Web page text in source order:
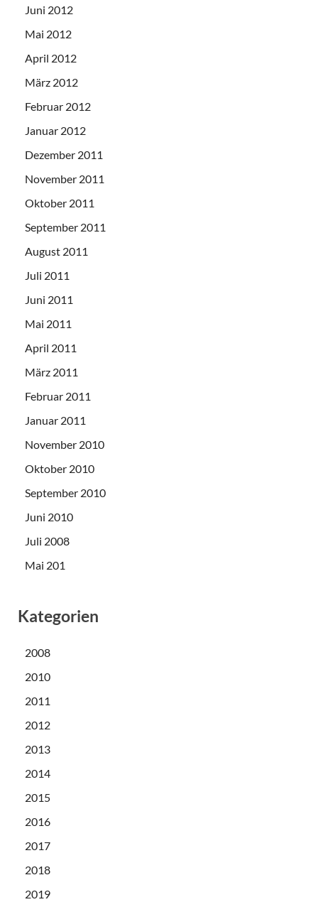
Juni 2012
Mai 2012
April 2012
März 2012
Februar 2012
Januar 2012
Dezember 2011
November 2011
Oktober 2011
September 2011
August 2011
Juli 2011
Juni 2011
Mai 2011
April 2011
März 2011
Februar 2011
Januar 2011
November 2010
Oktober 2010
September 2010
Juni 2010
Juli 2008
Mai 201
Kategorien
2008
2010
2011
2012
2013
2014
2015
2016
2017
2018
2019